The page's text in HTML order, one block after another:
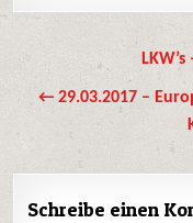
Beitrags-
Navigation
← 29.03.2017 –
Schreibe einen